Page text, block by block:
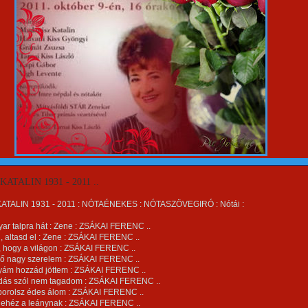
1931 - 2011 ..
1931 - 2011 : NÓTAÉNEKES : NÓTASZÖVEGIRÓ : Nótái :
talpra hát : Zene : ZSÁKAI FERENC ..
altasd el : Zene : ZSÁKAI FERENC ..
hogy a világon : ZSÁKAI FERENC ..
nagy szerelem : ZSÁKAI FERENC ..
hozzád jöttem : ZSÁKAI FERENC ..
szól nem tagadom : ZSÁKAI FERENC ..
édes álom : ZSÁKAI FERENC ..
a leánynak : ZSÁKAI FERENC ..